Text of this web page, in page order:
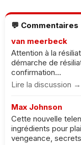
💬 Commentaires
van meerbeck
Attention à la
démarche de
confirmation...
Lire la discussion →
Max Johnson
Cette nouvelle
ingrédients pour
vengeance,